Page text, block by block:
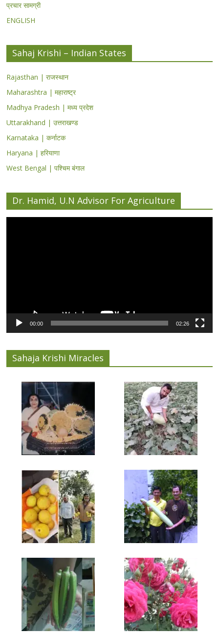
प्रचार सामग्री
ENGLISH
Sahaj Krishi – Indian States
Rajasthan | राजस्थान
Maharashtra | महाराष्ट्र
Madhya Pradesh | मध्य प्रदेश
Uttarakhand | उत्तराखण्ड
Karnataka | कर्नाटक
Haryana | हरियाणा
West Bengal | पश्चिम बंगाल
Dr. Hamid, U.N Advisor For Agriculture
00:00 02:26
Sahaja Krishi Miracles